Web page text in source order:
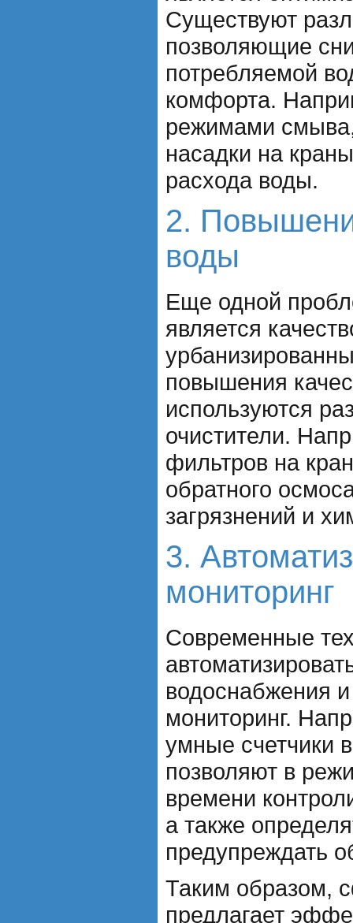
Существуют
позволяющие
потребляемой
комфорта.
режимами
насадки на
расхода воды.
2.
воды
Еще одной
является
повышения
используются
очистители.
фильтров на
обратного
загрязнений и
3.
мониторинг
Современные
водоснабжения
мониторинг.
умные счетчики
позволяют в
времени
а также
предупреждать
Таким образом,
предлагает